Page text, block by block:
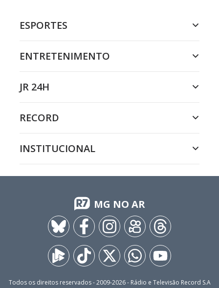
ESPORTES
ENTRETENIMENTO
JR 24H
RECORD
INSTITUCIONAL
MG NO AR
Todos os direitos reservados - 2009-2026- Rádio e Televisão Record S.A